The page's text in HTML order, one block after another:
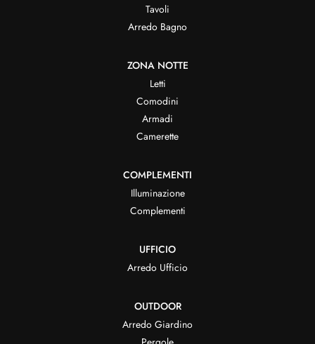
Tavoli
Arredo Bagno
ZONA NOTTE
Letti
Comodini
Armadi
Camerette
COMPLEMENTI
Illuminazione
Complementi
UFFICIO
Arredo Ufficio
OUTDOOR
Arredo Giardino